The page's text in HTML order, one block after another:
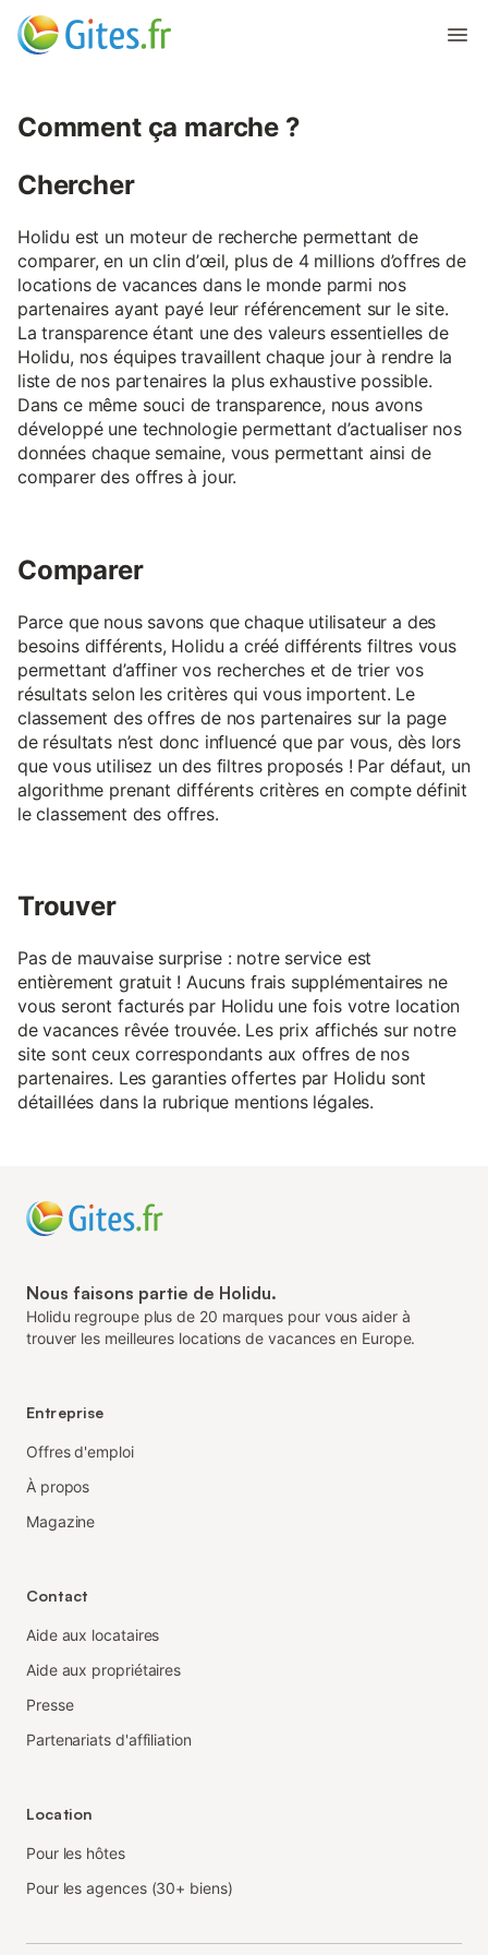
Comment ça marche ?
Chercher
Holidu est un moteur de recherche permettant de
comparer, en un clin d’œil, plus de 4 millions d’offres de
locations de vacances dans le monde parmi nos
partenaires ayant payé leur référencement sur le site.
La transparence étant une des valeurs essentielles de
Holidu, nos équipes travaillent chaque jour à rendre la
liste de nos partenaires la plus exhaustive possible.
Dans ce même souci de transparence, nous avons
développé une technologie permettant d’actualiser nos
données chaque semaine, vous permettant ainsi de
comparer des offres à jour.
Comparer
Parce que nous savons que chaque utilisateur a des
besoins différents, Holidu a créé différents filtres vous
permettant d’affiner vos recherches et de trier vos
résultats selon les critères qui vous importent. Le
classement des offres de nos partenaires sur la page
de résultats n’est donc influencé que par vous, dès lors
que vous utilisez un des filtres proposés ! Par défaut, un
algorithme prenant différents critères en compte définit
le classement des offres.
Trouver
Pas de mauvaise surprise : notre service est
entièrement gratuit ! Aucuns frais supplémentaires ne
vous seront facturés par Holidu une fois votre location
de vacances rêvée trouvée. Les prix affichés sur notre
site sont ceux correspondants aux offres de nos
partenaires. Les garanties offertes par Holidu sont
détaillées dans la rubrique mentions légales.
Nous faisons partie de Holidu.
Holidu regroupe plus de 20 marques pour vous aider à
trouver les meilleures locations de vacances en Europe.
Entreprise
Offres d'emploi
À propos
Magazine
Contact
Aide aux locataires
Aide aux propriétaires
Presse
Partenariats d'affiliation
Location
Pour les hôtes
Pour les agences (30+ biens)